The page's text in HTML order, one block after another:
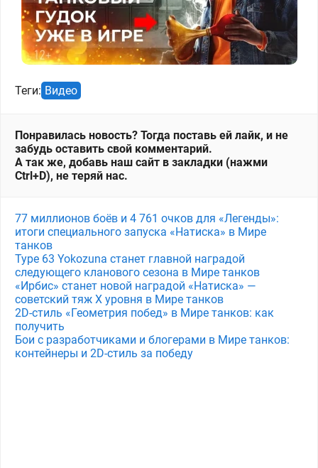
Теги: Видео
Понравилась новость? Тогда поставь ей лайк, и не
забудь оставить свой комментарий.
А так же, добавь наш сайт в закладки (нажми
Ctrl+D), не теряй нас.
77 миллионов боёв и 4 761 очков для «Легенды»:
итоги специального запуска «Натиска» в Мире
танков
Type 63 Yokozuna станет главной наградой
следующего кланового сезона в Мире танков
«Ирбис» станет новой наградой «Натиска» —
советский тяж X уровня в Мире танков
2D-стиль «Геометрия побед» в Мире танков: как
получить
Бои с разработчиками и блогерами в Мире танков:
контейнеры и 2D-стиль за победу